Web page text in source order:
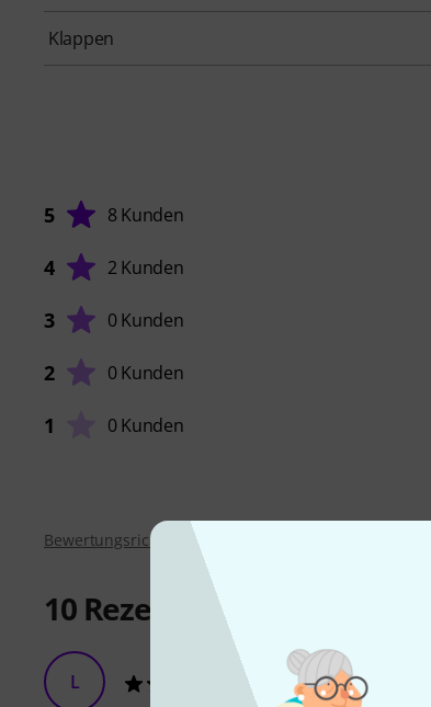
Klappen
5 8 Kunden
4 2 Kunden
3 0 Kunden
2 0 Kunden
1 0 Kunden
Bewertungsrichtlinien
10 Rezensionen
L LaChrits 29.08.2017